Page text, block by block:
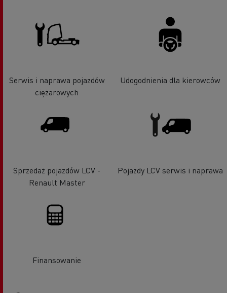
Serwis i naprawa pojazdów
ciężarowych
Udogodnienia dla kierowców
Sprzedaż pojazdów LCV -
Renault Master
Pojazdy LCV serwis i naprawa
Finansowanie